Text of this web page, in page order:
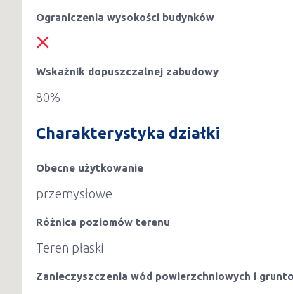
Ograniczenia wysokości budynków
Wskaźnik dopuszczalnej zabudowy
80%
Charakterystyka działki
Obecne użytkowanie
przemysłowe
Różnica poziomów terenu
Teren płaski
Zanieczyszczenia wód powierzchniowych i